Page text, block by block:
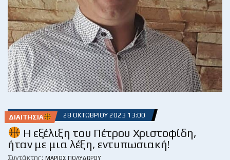
ΔΙΑΙΤΗΣΊΑ 28 ΟΚΤΩΒΡΊΟΥ 2023 13:00
Η εξέλιξη του Πέτρου Χριστοφίδη,
ήταν με μια λέξη, εντυπωσιακή!
Συντάκτης: ΜΆΡΙΟΣ ΠΟΛΥΔΏΡΟΥ